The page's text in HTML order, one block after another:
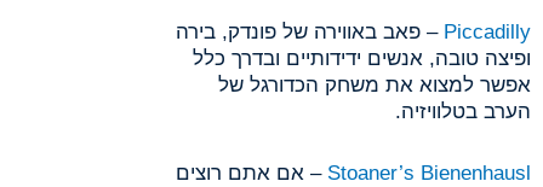
Piccadilly – פאב באווירה של פונדק, בירה
ופיצה טובה, אנשים ידידותיים ובדרך כלל
אפשר למצוא את משחק הכדורגל של
הערב בטלוויזיה.
Stoaner’s Bienenhausl – אם אתם רוצים